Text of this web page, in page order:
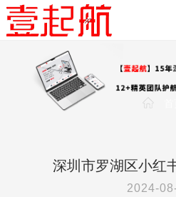
深圳市罗湖区小红
2024-